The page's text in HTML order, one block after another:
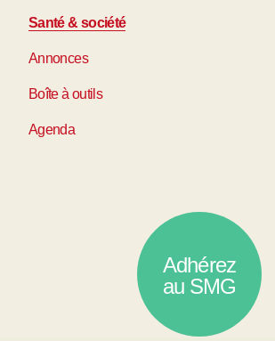
Santé & société
Annonces
Boîte à outils
Agenda
Adhérez
au SMG